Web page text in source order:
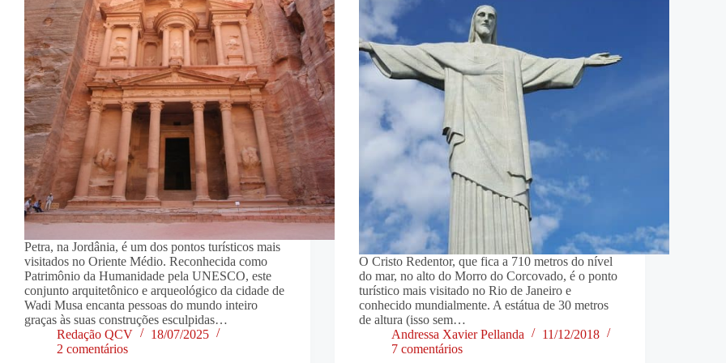
Petra, na Jordânia, é um dos pontos turísticos mais
visitados no Oriente Médio. Reconhecida como
Patrimônio da Humanidade pela UNESCO, este
conjunto arquitetônico e arqueológico da cidade de
Wadi Musa encanta pessoas do mundo inteiro
graças às suas construções esculpidas…
Redação QCV
18/07/2025
2 comentários
O Cristo Redentor, que fica a 710 metros do nível
do mar, no alto do Morro do Corcovado, é o ponto
turístico mais visitado no Rio de Janeiro e
conhecido mundialmente. A estátua de 30 metros
de altura (isso sem…
Andressa Xavier Pellanda
11/12/2018
7 comentários